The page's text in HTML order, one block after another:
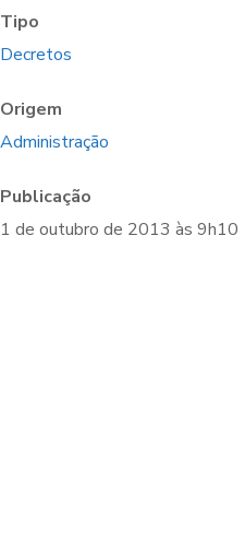
Tipo
Decretos
Origem
Administração
Publicação
1 de outubro de 2013 às 9h10